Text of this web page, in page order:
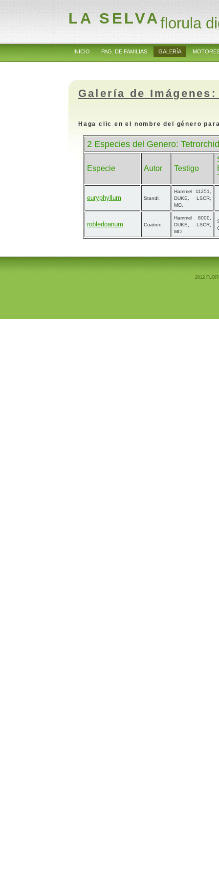
LA SELVAflorula
INICIO PAG. DE FAMILIAS GALERÍA
Galería de
Haga clic en el nombre del género
2 Especies del Genero:
Especie Autor Testigo
euryphyllum Standl.
Hammel 11251,
DUKE, LSCR,
MO.
robledoanum Cuatrec.
Hammel 8000,
DUKE, LSCR,
MO.
2012